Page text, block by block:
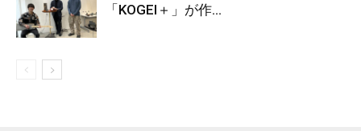
「KOGEI＋」が作...